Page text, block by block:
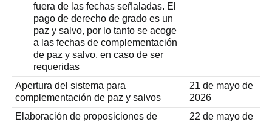
fuera de las fechas señaladas. El
pago de derecho de grado es un
paz y salvo, por lo tanto se acoge
a las fechas de complementación
de paz y salvo, en caso de ser
requeridas
Apertura del sistema para
complementación de paz y salvos
21 de mayo de
2026
Elaboración de proposiciones de
22 de mayo de